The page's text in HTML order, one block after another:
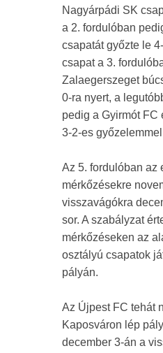
Nagyárpádi SK
a 2. fordulóban
csapatát győzte le
csapat a 3.
Zalaegerszeget
0-ra nyert, a
pedig a Gyirmót FC
3-2-es
Az 5. fordulóban az
mérkőzésekre
visszavágókra
sor. A szabályzat
mérkőzéseken az
osztályú csapatok
pályán.
Az Újpest FC tehát
Kaposváron lép
december 3-án a